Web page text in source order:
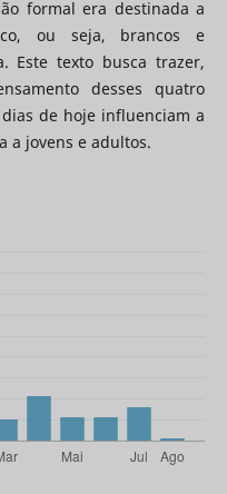
formal era destinada a
ou seja, brancos e
Este texto busca trazer,
desses quatro
de hoje influenciam a
a jovens e adultos.